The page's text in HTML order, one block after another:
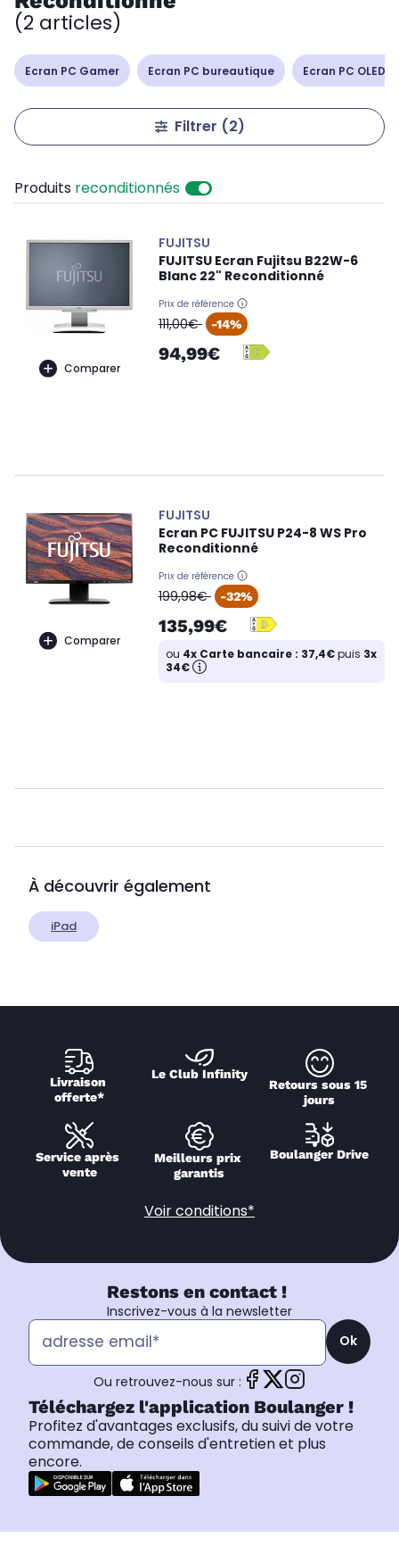
(2 articles)
Ecran PC Gamer Ecran PC bureautique Ecran PC OLED /
Filtrer (2)
Produits reconditionnés
Comparer
FUJITSU
FUJITSU Ecran Fujitsu B22W-6
Blanc 22" Reconditionné
Prix de référence
oldPrice
111,00€ -14%
94,99€
Comparer
FUJITSU
Ecran PC FUJITSU P24-8 WS Pro
Reconditionné
Prix de référence
oldPrice
199,98€ -32%
135,99€
ou 4x Carte bancaire : 37,4€puis 3x
34€
À découvrir également
iPad
Livraison
offerte*
Le Club Infinity
Retours sous 15
jours
Service après
vente
Meilleurs prix
garantis
Boulanger Drive
Voir conditions*
Restons en contact !
Inscrivez-vous à la newsletter
Ok
Ou retrouvez-nous sur :
Téléchargez l'application Boulanger !
Profitez d'avantages exclusifs, du suivi de votre
commande, de conseils d'entretien et plus
encore.